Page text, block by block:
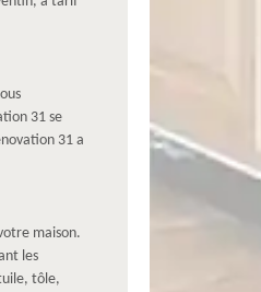
31 se
31 a
maison.
les
tôle,